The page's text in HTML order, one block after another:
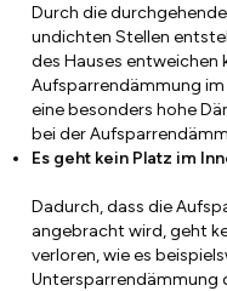
Durch die
undichten Stellen
des Hauses entweichen
Aufsparrendämmung
eine besonders hohe
bei der
Es geht kein Platz im
Dadurch, dass die
angebracht wird, geht
verloren, wie es
Untersparrendämmung